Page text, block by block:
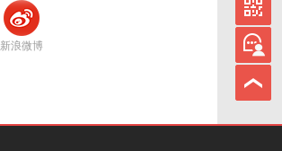
新浪微博